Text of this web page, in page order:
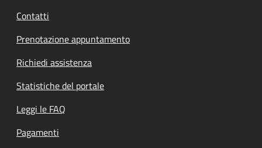
Contatti
Prenotazione appuntamento
Richiedi assistenza
Statistiche del portale
Leggi le FAQ
Pagamenti